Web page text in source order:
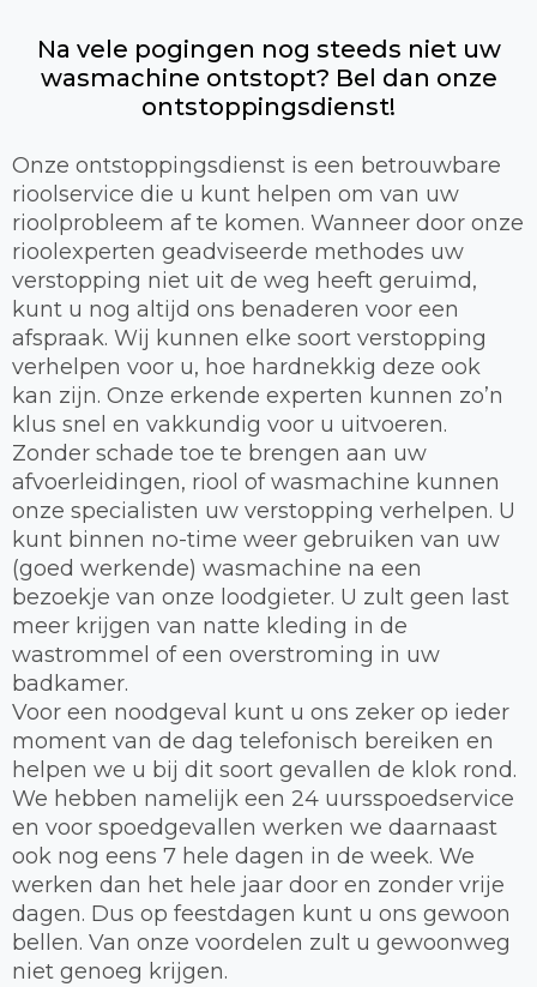
Na vele pogingen nog steeds niet uw
wasmachine ontstopt? Bel dan onze
ontstoppingsdienst!
Onze ontstoppingsdienst is een betrouwbare
rioolservice die u kunt helpen om van uw
rioolprobleem af te komen. Wanneer door onze
rioolexperten geadviseerde methodes uw
verstopping niet uit de weg heeft geruimd,
kunt u nog altijd ons benaderen voor een
afspraak. Wij kunnen elke soort verstopping
verhelpen voor u, hoe hardnekkig deze ook
kan zijn. Onze erkende experten kunnen zo’n
klus snel en vakkundig voor u uitvoeren.
Zonder schade toe te brengen aan uw
afvoerleidingen, riool of wasmachine kunnen
onze specialisten uw verstopping verhelpen. U
kunt binnen no-time weer gebruiken van uw
(goed werkende) wasmachine na een
bezoekje van onze loodgieter. U zult geen last
meer krijgen van natte kleding in de
wastrommel of een overstroming in uw
badkamer.
Voor een noodgeval kunt u ons zeker op ieder
moment van de dag telefonisch bereiken en
helpen we u bij dit soort gevallen de klok rond.
We hebben namelijk een 24 uursspoedservice
en voor spoedgevallen werken we daarnaast
ook nog eens 7 hele dagen in de week. We
werken dan het hele jaar door en zonder vrije
dagen. Dus op feestdagen kunt u ons gewoon
bellen. Van onze voordelen zult u gewoonweg
niet genoeg krijgen.